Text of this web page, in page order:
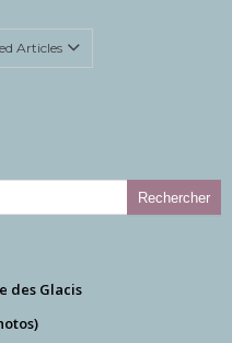
Articles
des Glacis